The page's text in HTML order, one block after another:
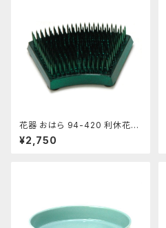
花器 おはら 94-420 利休花舞
剣山 S フラワーベース 水盤
¥2,750